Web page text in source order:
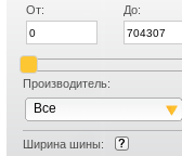
От:
До:
Производитель:
Все
Ширина шины: